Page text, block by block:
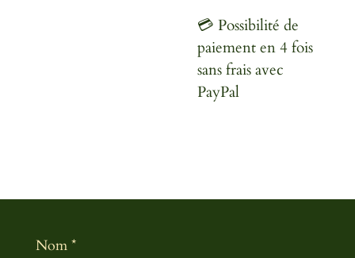
💳 Possibilité de
paiement en 4 fois
sans frais avec
PayPal
Nom *